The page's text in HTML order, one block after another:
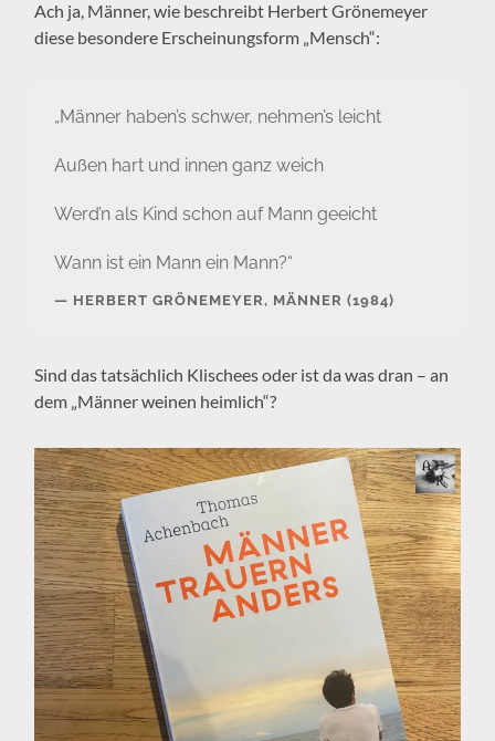
Ach ja, Männer, wie beschreibt Herbert Grönemeyer
diese besondere Erscheinungsform „Mensch“:
„Männer haben’s schwer, nehmen’s leicht
Außen hart und innen ganz weich
Werd’n als Kind schon auf Mann geeicht
Wann ist ein Mann ein Mann?“
HERBERT GRÖNEMEYER, MÄNNER (1984)
Sind das tatsächlich Klischees oder ist da was dran – an
dem „Männer weinen heimlich“?